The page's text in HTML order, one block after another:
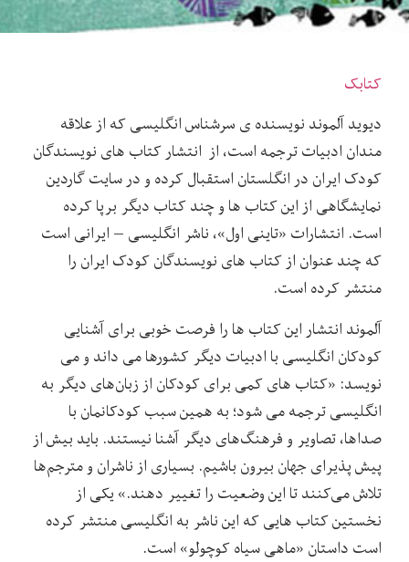
کتابک
دیوید آلموند نویسنده ی سرشناس انگلیسی که از علاقه
مندان ادبیات ترجمه است، از انتشار کتاب های نویسندگان
کودک ایران در انگلستان استقبال کرده و در سایت گاردین
نمایشگاهی از این کتاب ها و چند کتاب دیگر برپا کرده
است. انتشارات «تاینی اول»، ناشر انگلیسی – ایرانی است
که چند عنوان از کتاب های نویسندگان کودک ایران را
منتشر کرده است.
آلموند انتشار این کتاب ها را فرصت خوبی برای آشنایی
کودکان انگلیسی با ادبیات دیگر کشورها می داند و می
نویسد: «کتاب های کمی برای کودکان از زبان‌های دیگر به
انگلیسی ترجمه می شود؛ به همین سبب کودکانمان با
صداها، تصاویر و فرهنگ‌های دیگر آشنا نیستند. باید بیش از
پیش پذیرای جهان بیرون باشیم. بسیاری از ناشران و مترجم‌ها
تلاش می‌کنند تا این وضعیت را تغییر دهند.» یکی از
نخستین کتاب هایی که این ناشر به انگلیسی منتشر کرده
است داستان «ماهی سیاه کوچولو» است.